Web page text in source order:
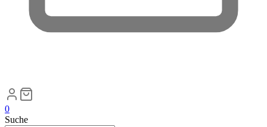
0
Suche